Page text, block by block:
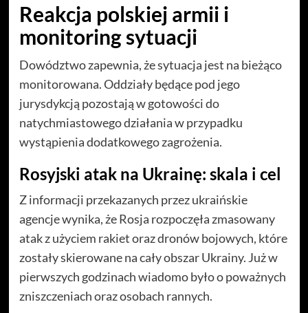
Reakcja polskiej armii i
monitoring sytuacji
Dowództwo zapewnia, że sytuacja jest na bieżąco
monitorowana. Oddziały będące pod jego
jurysdykcją pozostają w gotowości do
natychmiastowego działania w przypadku
wystąpienia dodatkowego zagrożenia.
Rosyjski atak na Ukrainę: skala i cel
Z informacji przekazanych przez ukraińskie
agencje wynika, że Rosja rozpoczęła zmasowany
atak z użyciem rakiet oraz dronów bojowych, które
zostały skierowane na cały obszar Ukrainy. Już w
pierwszych godzinach wiadomo było o poważnych
zniszczeniach oraz osobach rannych.